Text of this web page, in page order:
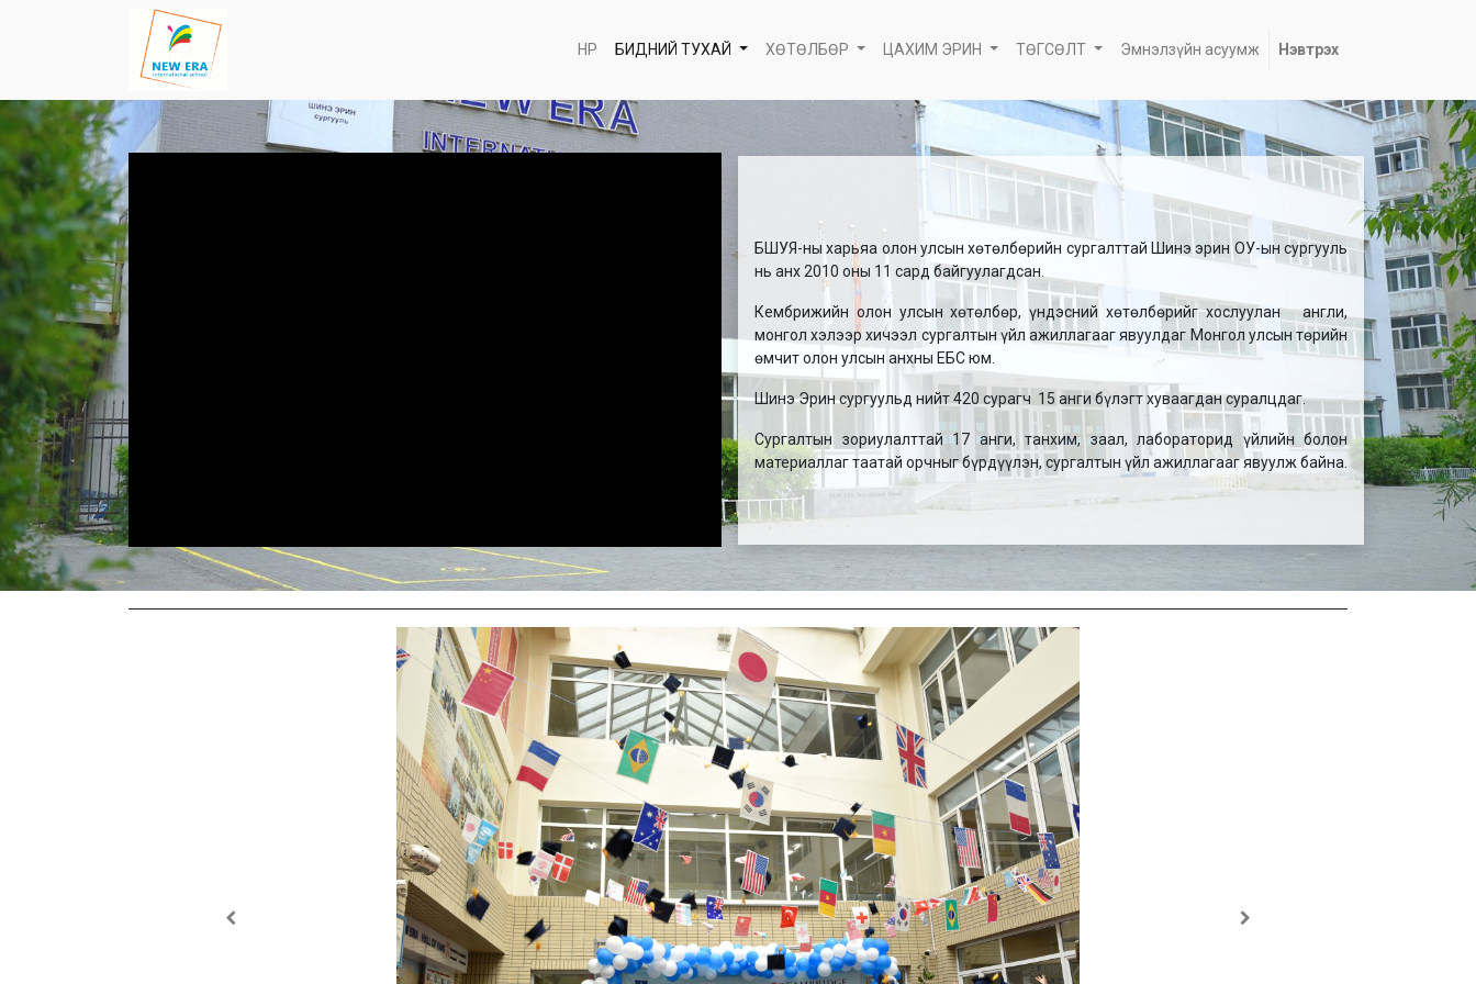
НҮҮР БИДНИЙ ТУХАЙ ХӨТӨЛБӨР ЦАХИМ ЭРИН ТӨГСӨЛТ Эмнэлзүйн асуумж Нэвтрэх
БШУЯ-ны харьяа олон улсын хөтөлбөрийн сургалттай Шинэ эрин ОУ-ын сургууль
нь анх 2010 оны 11 сард байгуулагдсан.
Кембрижийн олон улсын хөтөлбөр, үндэсний хөтөлбөрийг хослуулан англи,
монгол хэлээр хичээл сургалтын үйл ажиллагааг явуулдаг Монгол улсын төрийн
өмчит олон улсын анхны ЕБС юм.
Шинэ Эрин сургуульд нийт 420 сурагч 15 анги бүлэгт хуваагдан суралцдаг.
Сургалтын зориулалттай 17 анги, танхим, заал, лабораторид үйлийн болон
материаллаг таатай орчныг бүрдүүлэн, сургалтын үйл ажиллагааг явуулж байна.